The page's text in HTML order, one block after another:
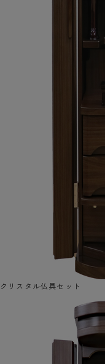
クリスタル仏具セット